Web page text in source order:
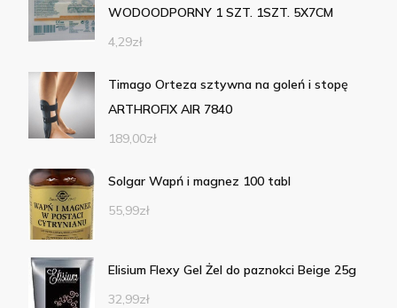
WODOODPORNY 1 SZT. 1SZT. 5X7CM
4,29zł
Timago Orteza sztywna na goleń i stopę
ARTHROFIX AIR 7840
189,00zł
Solgar Wapń i magnez 100 tabl
55,99zł
Elisium Flexy Gel Żel do paznokci Beige 25g
32,99zł